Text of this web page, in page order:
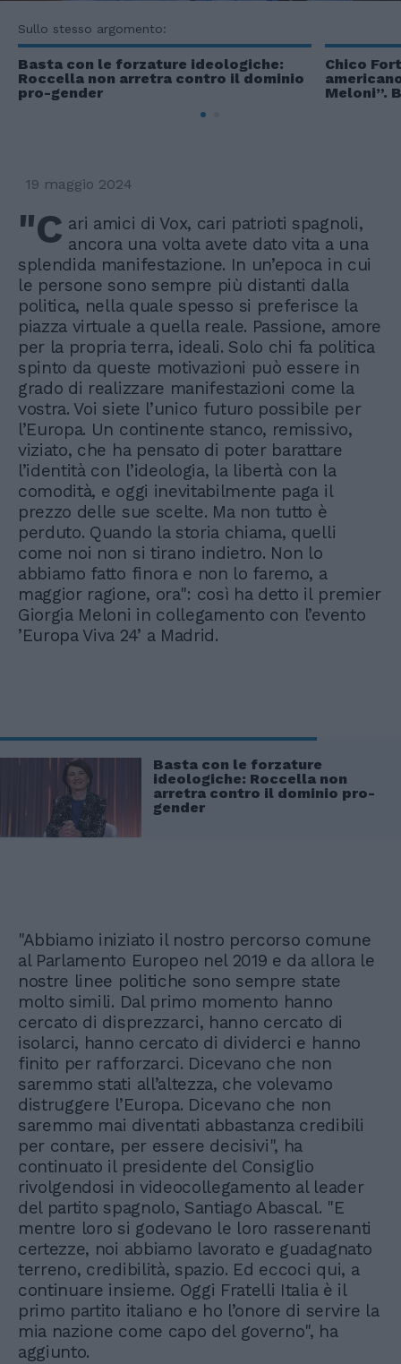
Sullo stesso argomento:
Basta con le forzature ideologiche:
Roccella non arretra contro il dominio
pro-gender
Chico
Meloni”.
19 maggio 2024
"C ari amici di Vox, cari patrioti spagnoli,
ancora una volta avete dato vita a una
splendida manifestazione. In un’epoca in cui
le persone sono sempre più distanti dalla
politica, nella quale spesso si preferisce la
piazza virtuale a quella reale. Passione, amore
per la propria terra, ideali. Solo chi fa politica
spinto da queste motivazioni può essere in
grado di realizzare manifestazioni come la
vostra. Voi siete l’unico futuro possibile per
l’Europa. Un continente stanco, remissivo,
viziato, che ha pensato di poter barattare
l’identità con l’ideologia, la libertà con la
comodità, e oggi inevitabilmente paga il
prezzo delle sue scelte. Ma non tutto è
perduto. Quando la storia chiama, quelli
come noi non si tirano indietro. Non lo
abbiamo fatto finora e non lo faremo, a
maggior ragione, ora": così ha detto il premier
Giorgia Meloni in collegamento con l’evento
’Europa Viva 24’ a Madrid.
Basta con le forzature
ideologiche: Roccella non
arretra contro il dominio pro-
gender
"Abbiamo iniziato il nostro percorso comune
al Parlamento Europeo nel 2019 e da allora le
nostre linee politiche sono sempre state
molto simili. Dal primo momento hanno
cercato di disprezzarci, hanno cercato di
isolarci, hanno cercato di dividerci e hanno
finito per rafforzarci. Dicevano che non
saremmo stati all’altezza, che volevamo
distruggere l’Europa. Dicevano che non
saremmo mai diventati abbastanza credibili
per contare, per essere decisivi", ha
continuato il presidente del Consiglio
rivolgendosi in videocollegamento al leader
del partito spagnolo, Santiago Abascal. "E
mentre loro si godevano le loro rasserenanti
certezze, noi abbiamo lavorato e guadagnato
terreno, credibilità, spazio. Ed eccoci qui, a
continuare insieme. Oggi Fratelli Italia è il
primo partito italiano e ho l’onore di servire la
mia nazione come capo del governo", ha
aggiunto.